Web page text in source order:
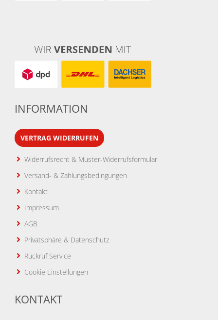
INFORMATION
VERTRAG WIDERRUFEN
Widerrufsrecht & Muster-Widerrufsformular
Versand- & Zahlungsbedingungen
Kontakt
Impressum
AGB
Privatsphäre & Datenschutz
Rückruf Service
Cookie Einstellungen
KONTAKT